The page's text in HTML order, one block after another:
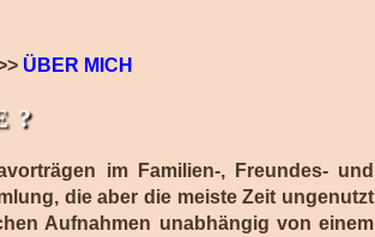
ÜBER MICH
?
im Familien-, Freundes- und
die aber die meiste Zeit ungenutzt
Aufnahmen unabhängig von einem